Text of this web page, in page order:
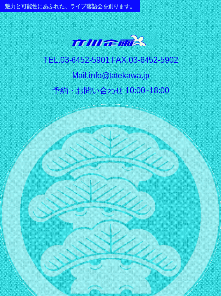
魅力と可能性にあふれた、ライブ落語会を創ります。
TEL.03-6452-5901 FAX.03-6452-5902
Mail.info@tatekawa.jp
予約・お問い合わせ 10:00~18:00